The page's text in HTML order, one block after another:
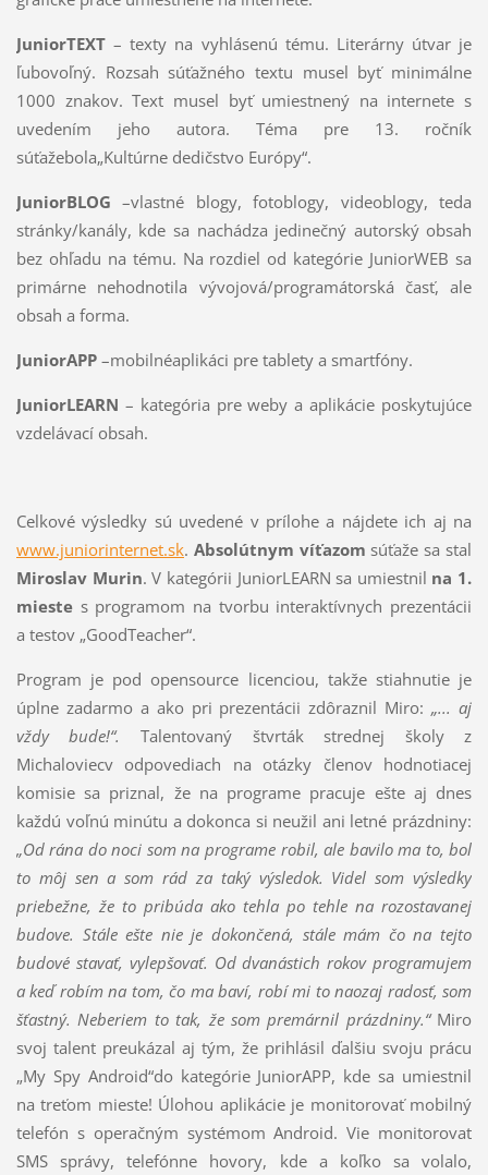
JuniorTEXT– texty na vyhlásenú tému. Literárny útvar je
ľubovoľný. Rozsah súťažného textu musel byť minimálne
1000 znakov. Text musel byť umiestnený na internete s
uvedením jeho autora. Téma pre 13. ročník
súťažebola„Kultúrne dedičstvo Európy“.
JuniorBLOG –vlastné blogy, fotoblogy, videoblogy, teda
stránky/kanály, kde sa nachádza jedinečný autorský obsah
bez ohľadu na tému. Na rozdiel od kategórie JuniorWEB sa
primárne nehodnotila vývojová/programátorská časť, ale
obsah a forma.
JuniorAPP–mobilnéaplikáci pre tablety a smartfóny.
JuniorLEARN – kategória pre weby a aplikácie poskytujúce
vzdelávací obsah.
Celkové výsledky sú uvedené v prílohe a nájdete ich aj na
www.juniorinternet.sk. Absolútnym víťazom súťaže sa stal
Miroslav Murin. V kategórii JuniorLEARN sa umiestnil na 1.
miestes programom na tvorbu interaktívnych prezentácii
a testov „GoodTeacher“.
Program je pod opensource licenciou, takže stiahnutie je
úplne zadarmo a ako pri prezentácii zdôraznil Miro:„... aj
vždy bude!“.
Talentovaný štvrták strednej školy z
Michaloviecv odpovediach na otázky členov hodnotiacej
komisie sa priznal, že na programe pracuje ešte aj dnes
každú voľnú minútu a dokonca si neužil ani letné prázdniny:
„Od rána do noci som na programe robil, ale bavilo ma to, bol
to môj sen a som rád za taký výsledok. Videl som výsledky
priebežne, že to pribúda ako tehla po tehle na rozostavanej
budove. Stále ešte nie je dokončená, stále mám čo na tejto
´budove´ stavať, vylepšovať. Od dvanástich rokov programujem
a keď robím na tom, čo ma baví, robí mi to naozaj radosť, som
šťastný. Neberiem to tak, že som premárnil prázdniny.“Miro
svoj talent preukázal aj tým, že prihlásil ďalšiu svoju prácu
„My Spy Android“do kategórie JuniorAPP, kde sa umiestnil
na treťom mieste! Úlohou aplikácie je monitorovať mobilný
telefón s operačným systémom Android. Vie monitorovať
SMS správy, telefónne hovory, kde a koľko sa volalo,